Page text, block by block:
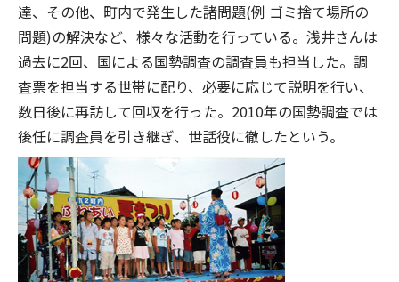
達、その他、町内で発生した諸問題(例 ゴミ捨て場所の
問題)の解決など、様々な活動を行っている。浅井さんは
過去に2回、国による国勢調査の調査員も担当した。調
査票を担当する世帯に配り、必要に応じて説明を行い、
数日後に再訪して回収を行った。2010年の国勢調査では
後任に調査員を引き継ぎ、世話役に徹したという。